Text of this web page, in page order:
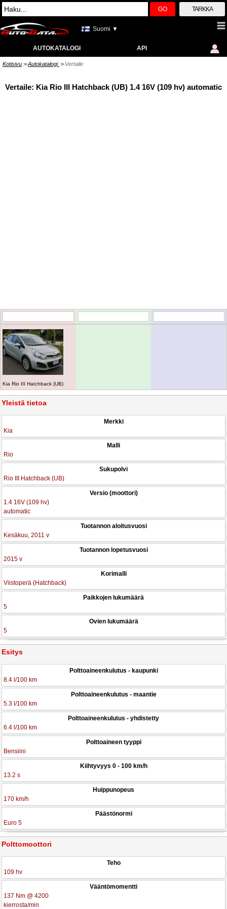
GO TARKKA
Suomi ▼
AUTOKATALOGI API
Kotisivu >> Autokatalogi >> Vertaile
Vertaile: Kia Rio III Hatchback (UB) 1.4 16V (109 hv) automatic
Kia Rio III Hatchback (UB)
Yleistä tietoa
Merkki
Kia
Malli
Rio
Sukupolvi
Rio III Hatchback (UB)
Versio (moottori)
1.4 16V (109 hv)
automatic
Tuotannon aloitusvuosi
Kesäkuu, 2011 v
Tuotannon lopetusvuosi
2015 v
Korimalli
Viistoperä (Hatchback)
Paikkojen lukumäärä
5
Ovien lukumäärä
5
Esitys
Polttoaineenkulutus - kaupunki
8.4 l/100 km
Polttoaineenkulutus - maantie
5.3 l/100 km
Polttoaineenkulutus - yhdistetty
6.4 l/100 km
Polttoaineen tyyppi
Bensiini
Kiihtyvyys 0 - 100 km/h
13.2 s
Huippunopeus
170 km/h
Päästönormi
Euro 5
Polttomoottori
Teho
109 hv
Vääntömomentti
137 Nm @ 4200
kierrosta/min